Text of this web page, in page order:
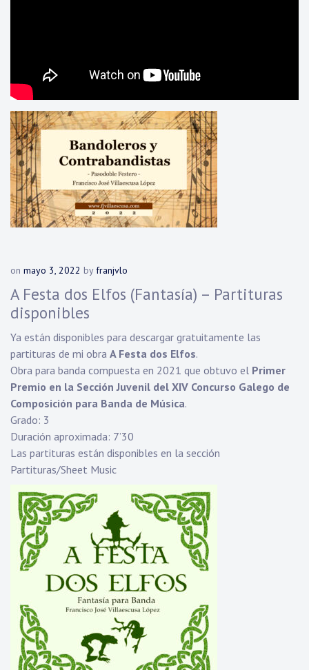
on mayo 3, 2022 byfranjvlo
A Festa dos Elfos (Fantasía) – Partituras
disponibles
Ya están disponibles para descargar gratuitamente las
partituras de mi obra A Festa dos Elfos.
Obra para banda compuesta en 2021 que obtuvo el Primer
Premio en la Sección Juvenil del XIV Concurso Galego de
Composición para Banda de Música.
Grado: 3
Duración aproximada: 7’30
Las partituras están disponibles en la sección
Partituras/Sheet Music